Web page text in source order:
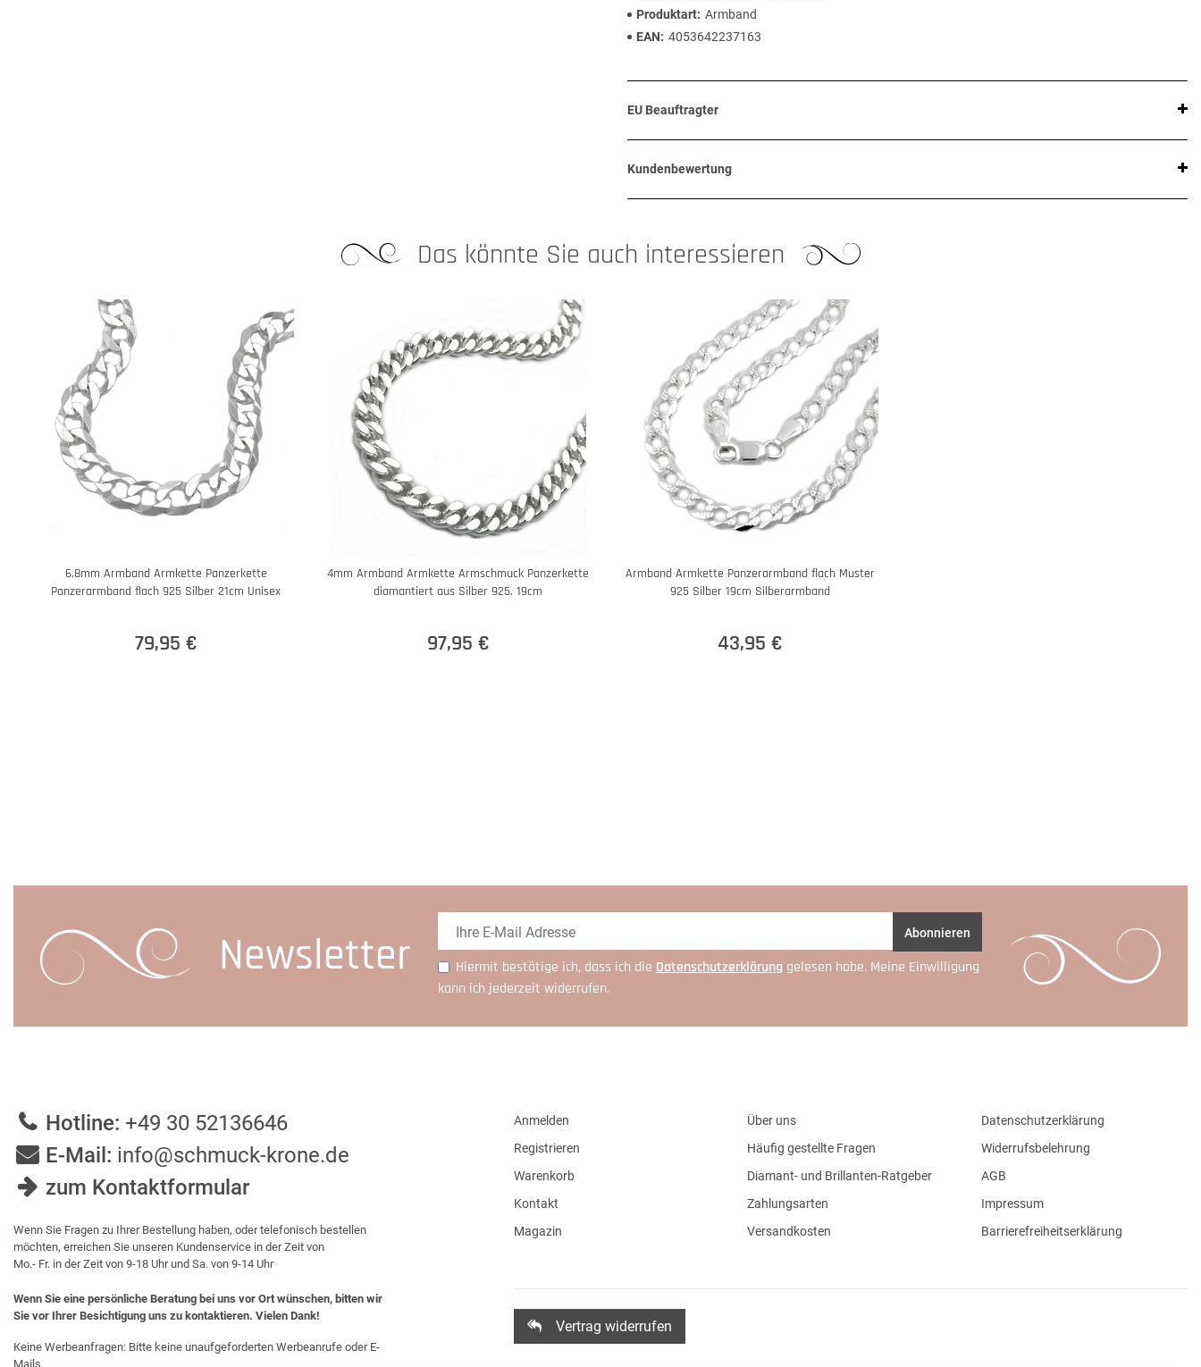
Produktart Armband
EAN
4053642237163
EU Beauftragter
Kundenbewertung
Das könnte Sie auch interessieren
6,8mm Armband Armkette Panzerkette
Panzerarmband flach 925 Silber 21cm Unisex
79,95 €
4mm Armband Armkette Armschmuck Panzerkette
diamantiert aus Silber 925, 19cm
97,95 €
Armband Armkette Panzerarmband flach Muster
925 Silber 19cm Silberarmband
43,95 €
Newsletter Abonnieren
Hiermit bestätige ich, dass ich die Daten­schutz­erklärung gelesen habe. Meine Einwilligung
kann ich jederzeit widerrufen.
Hotline: +49 30 52136646
E-Mail: info@schmuck-krone.de
zum Kontaktformular
Wenn Sie Fragen zu Ihrer Bestellung haben, oder telefonisch bestellen
möchten, erreichen Sie unseren Kundenservice in der Zeit von
Mo.- Fr. in der Zeit von 9-18 Uhr und Sa. von 9-14 Uhr
Wenn Sie eine persönliche Beratung bei uns vor Ort wünschen, bitten wir
Sie vor Ihrer Besichtigung uns zu kontaktieren. Vielen Dank!
Keine Werbeanfragen: Bitte keine unaufgeforderten Werbeanrufe oder E-
Mails.
Anmelden
Registrieren
Warenkorb
Kontakt
Magazin
Über uns
Häufig gestellte Fragen
Diamant- und Brillanten-Ratgeber
Zahlungsarten
Versandkosten
Datenschutzerklärung
Widerrufsbelehrung
AGB
Impressum
Barrierefreiheitserklärung
Vertrag widerrufen